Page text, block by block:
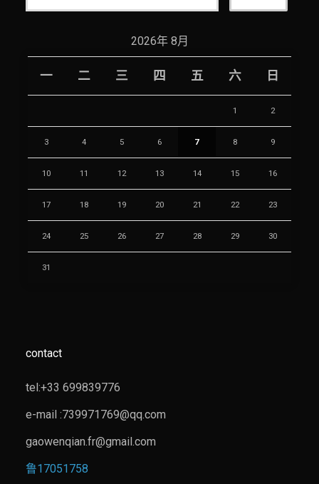
2026年 8月
一 二 三 四 五 六 日
1 2
3 4 5 6 7 8 9
10 11 12 13 14 15 16
17 18 19 20 21 22 23
24 25 26 27 28 29 30
31
contact
tel:+33 699839776
e-mail :739971769@qq.com
gaowenqian.fr@gmail.com
鲁17051758